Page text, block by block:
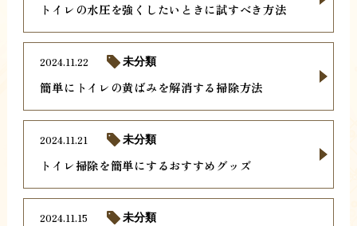
トイレの水圧を強くしたいときに試すべき方法
簡単にトイレの黄ばみを解消する掃除方法
2024.11.22 未分類
トイレ掃除を簡単にするおすすめグッズ
2024.11.21 未分類
2024.11.15 未分類